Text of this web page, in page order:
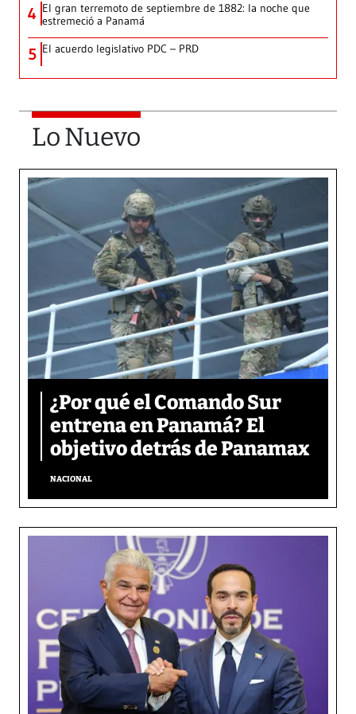
4 El gran terremoto de septiembre de 1882: la noche que
estremeció a Panamá
5 El acuerdo legislativo PDC – PRD
Lo Nuevo
¿Por qué el Comando Sur
entrena en Panamá? El
objetivo detrás de Panamax
NACIONAL